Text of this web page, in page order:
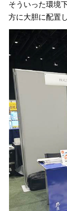
そういった環境
方に大胆に配置